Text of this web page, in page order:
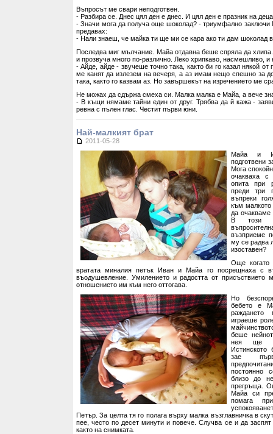
Въпросът ме свари неподготвен.
- Разбира се. Днес цял ден е днес. И цял ден е празник на
- Значи мога да получа още шоколад? - триумфално заключи
предавах:
- Нали знаеш, че майка ти ще ми се кара ако ти дам шоколад
Последва миг мълчание. Майа отдавна беше спряла да
и прозвуча много по-различно. Леко хрипкаво, насмешливо, и
- Айде, айде - звучеше точно така, както би го казал някой от
ме канят да излезем на вечеря, а аз имам нещо спешно за
така, както го казвам аз. Но завършекът на изречението ме
Не можах да сдържа смеха си. Малка малка е Майа, а вече
- В къщи нямаме тайни един от друг. Трябва да й кажа -
ревна с пълен глас. Честит първи юни.
Най-малкият брат
2011-05-28
Майа и
подготвени
Мога
очакваха с
опита при
преди три
въпреки
към малкото
да очакваме
В този
възприеме
му се радва
изоставен?
Още когато
вратата миналия петък Иван и Майа го посрещнаха с
въодушевление. Умилението и радостта от
отношението им към него оттогава.
Но
бебето е
раждането
играеше
беше
нея ще
Истинското
зае
постоянно
близо до
прегръща.
Майа си
помага
Петър. За целта тя го полага върху малка възглавничка в
пее, често по десет минути и повече. Случва се и да заспят
както на снимката.